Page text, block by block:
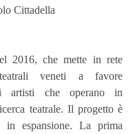
Cittadella
2016, che mette in rete
veneti a favore
artisti che operano in
teatrale. Il progetto è
in espansione. La prima